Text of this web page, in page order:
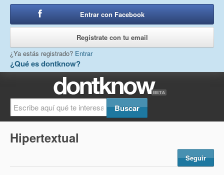
¿Qué es dontknow?
Entrar con Facebook
Regístrate con tu email
¿Ya estás registrado? Entrar
Hipertextual
Seguir